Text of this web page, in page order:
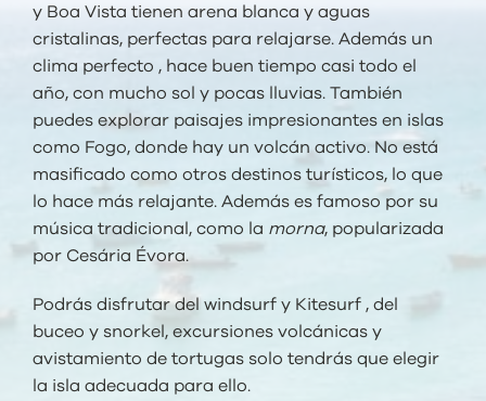
y Boa Vista tienen arena blanca y aguas
cristalinas, perfectas para relajarse. Además un
clima perfecto , hace buen tiempo casi todo el
año, con mucho sol y pocas lluvias. También
puedes explorar paisajes impresionantes en islas
como Fogo, donde hay un volcán activo. No está
masificado como otros destinos turísticos, lo que
lo hace más relajante. Además es famoso por su
música tradicional, como la morna, popularizada
por Cesária Évora.
Podrás disfrutar del windsurf y Kitesurf , del
buceo y snorkel, excursiones volcánicas y
avistamiento de tortugas solo tendrás que elegir
la isla adecuada para ello.